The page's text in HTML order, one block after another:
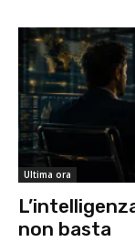
Ultima ora
non basta